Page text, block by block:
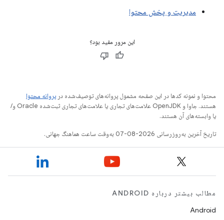
مدیریت و پخش محتوا
این مرور مفید بود؟
محتوا و نمونه کدها در این صفحه مشمول پروانه‌های توصیف‌شده در پروانه محتوا
هستند. جاوا و OpenJDK علامت‌های تجاری یا علامت‌های تجاری ثبت‌شده Oracle و/
یا وابسته‌های آن هستند.
تاریخ آخرین به‌روزرسانی 2026-08-07 به‌وقت ساعت هماهنگ جهانی.
مطالب بیشتر درباره ANDROID
Android